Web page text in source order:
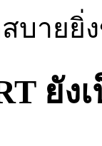
บายยิ่
ยัง